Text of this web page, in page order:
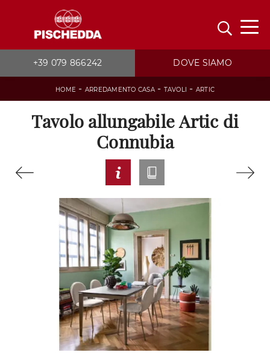
+39 079 866242 DOVE SIAMO
HOME - ARREDAMENTO CASA- TAVOLI - ARTIC
Tavolo allungabile Artic di
Connubia